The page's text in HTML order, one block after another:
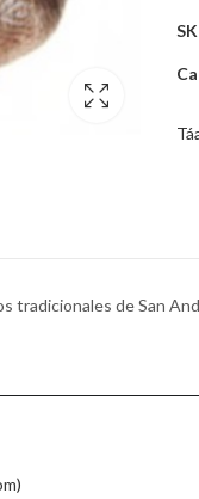
tradicionales de San